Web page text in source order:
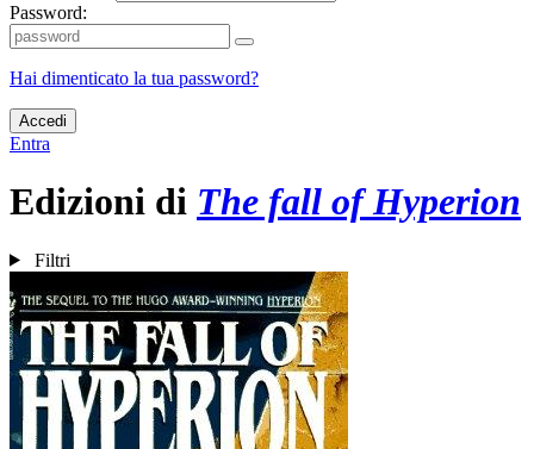
Password:
Hai dimenticato la tua password?
Accedi
Entra
Edizioni di The fall of Hyperion
Filtri